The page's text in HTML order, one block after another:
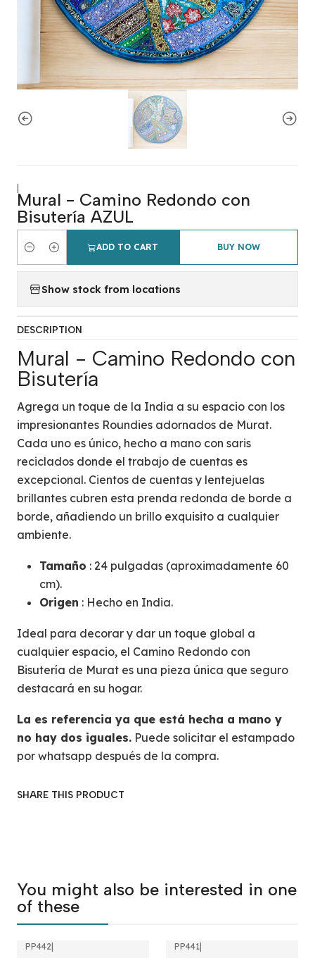
|
Mural - Camino Redondo con
Bisutería AZUL
Quantity
ADD TO CART BUY NOW
Show stock from locations
DESCRIPTION
Mural - Camino Redondo con
Bisutería
Agrega un toque de la India a su espacio con los
impresionantes Roundies adornados de Murat.
Cada uno es único, hecho a mano con saris
reciclados donde el trabajo de cuentas es
excepcional. Cientos de cuentas y lentejuelas
brillantes cubren esta prenda redonda de borde a
borde, añadiendo un brillo exquisito a cualquier
ambiente.
Tamaño : 24 pulgadas (aproximadamente 60
cm).
Origen : Hecho en India.
Ideal para decorar y dar un toque global a
cualquier espacio, el Camino Redondo con
Bisutería de Murat es una pieza única que seguro
destacará en su hogar.
La es referencia ya que está hecha a mano y
no hay dos iguales. Puede solicitar el estampado
por whatsapp después de la compra.
SHARE THIS PRODUCT
You might also be interested in one
of these
PP442 PP441